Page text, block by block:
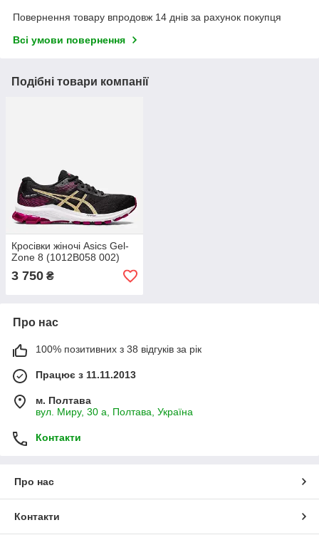
Повернення товару впродовж 14 днів за рахунок покупця
Всі умови повернення
Подібні товари компанії
Кросівки жіночі Asics Gel-
Zone 8 (1012B058 002)
3 750 ₴
Про нас
100% позитивних з 38 відгуків за рік
Працює з 11.11.2013
м. Полтава
вул. Миру, 30 а, Полтава, Україна
Контакти
Про нас
Контакти